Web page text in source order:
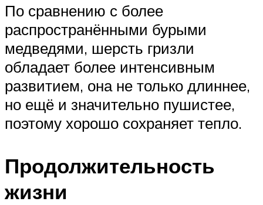
По сравнению с более
распространёнными бурыми
медведями, шерсть гризли
обладает более интенсивным
развитием, она не только длиннее,
но ещё и значительно пушистее,
поэтому хорошо сохраняет тепло.
Продолжительность
жизни